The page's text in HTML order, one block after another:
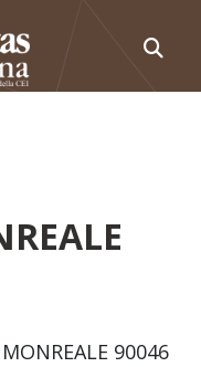
90046